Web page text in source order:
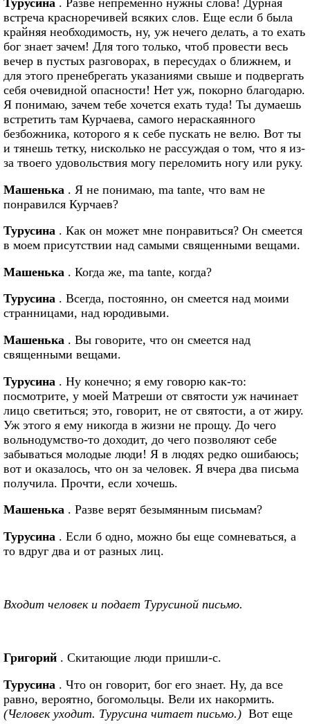
Турусина . Разве непременно нужны слова! Дурная
встреча красноречивей всяких слов. Еще если б была
крайняя необходимость, ну, уж нечего делать, а то ехать
бог знает зачем! Для того только, чтоб провести весь
вечер в пустых разговорах, в пересудах о ближнем, и
для этого пренебрегать указаниями свыше и подвергать
себя очевидной опасности! Нет уж, покорно благодарю.
Я понимаю, зачем тебе хочется ехать туда! Ты думаешь
встретить там Курчаева, самого нераскаянного
безбожника, которого я к себе пускать не велю. Вот ты
и тянешь тетку, нисколько не рассуждая о том, что я из-
за твоего удовольствия могу переломить ногу или руку.
Машенька . Я не понимаю, ma tante, что вам не
понравился Курчаев?
Турусина . Как он может мне понравиться? Он смеется
в моем присутствии над самыми священными вещами.
Машенька . Когда же, ma tante, когда?
Турусина . Всегда, постоянно, он смеется над моими
странницами, над юродивыми.
Машенька . Вы говорите, что он смеется над
священными вещами.
Турусина . Ну конечно; я ему говорю как-то:
посмотрите, у моей Матреши от святости уж начинает
лицо светиться; это, говорит, не от святости, а от жиру.
Уж этого я ему никогда в жизни не прощу. До чего
вольнодумство-то доходит, до чего позволяют себе
забываться молодые люди! Я в людях редко ошибаюсь;
вот и оказалось, что он за человек. Я вчера два письма
получила. Прочти, если хочешь.
Машенька . Разве верят безымянным письмам?
Турусина . Если б одно, можно бы еще сомневаться, а
то вдруг два и от разных лиц.
Входит человек и подает Турусиной письмо.
Григорий . Скитающие люди пришли-с.
Турусина . Что он говорит, бог его знает. Ну, да все
равно, вероятно, богомольцы. Вели их накормить.
(Человек уходит. Турусина читает письмо.) Вот еще